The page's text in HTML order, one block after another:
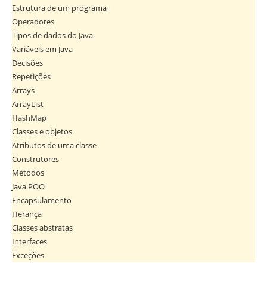
Estrutura de um programa
Operadores
Tipos de dados do Java
Variáveis em Java
Decisões
Repetições
Arrays
ArrayList
HashMap
Classes e objetos
Atributos de uma classe
Construtores
Métodos
Java POO
Encapsulamento
Herança
Classes abstratas
Interfaces
Exceções